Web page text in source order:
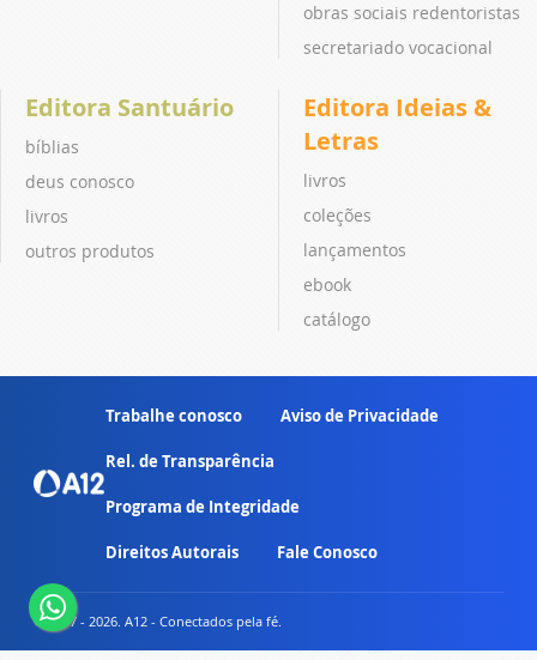
obras sociais redentoristas
secretariado vocacional
Editora Santuário
bíblias
deus conosco
livros
outros produtos
Editora Ideias &
Letras
livros
coleções
lançamentos
ebook
catálogo
Trabalhe conosco Aviso de Privacidade
Rel. de Transparência
Programa de Integridade
Direitos Autorais Fale Conosco
© 2007 - 2026. A12 - Conectados pela fé.